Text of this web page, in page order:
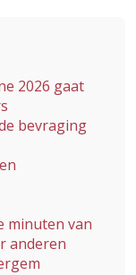
2026 gaat
bevraging
minuten van
anderen